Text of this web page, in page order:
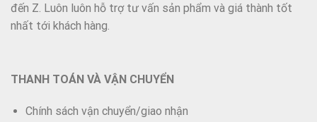
đến Z. Luôn luôn hỗ trợ tư vấn sản phẩm và giá thành tốt
nhất tới khách hàng.
THANH TOÁN VÀ VẬN CHUYỂN
Chính sách vận chuyển/giao nhận